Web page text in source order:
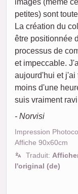
images (même
petites) sont
La création du
être positionnée
processus de
et impeccable.
aujourd'hui et j'ai
moins d'une
suis vraiment ravi
- Norvisi
Impression
Affiche 90x60cm
Traduit:
l'original (de)